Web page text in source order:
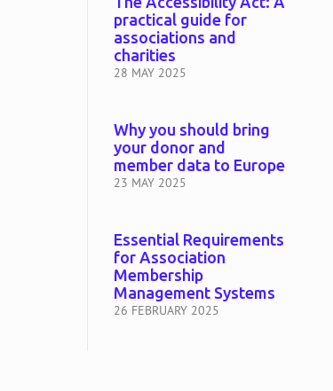
28 MAY 2025
practical guide for
associations and
charities
23 MAY 2025
Why you should bring
your donor and
member data to Europe
26 FEBRUARY 2025
Essential Requirements
for Association
Membership
Management Systems